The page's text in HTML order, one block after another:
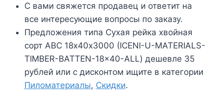
С вами свяжется продавец и ответит на
все интересующие вопросы по заказу.
Предложения типа Сухая рейка хвойная
сорт АВС 18х40х3000 (ICENI-U-MATERIALS-
TIMBER-BATTEN-18x40-ALL) дешевле 35
рублей или с дисконтом ищите в категории
Пиломатериалы, Скидки.